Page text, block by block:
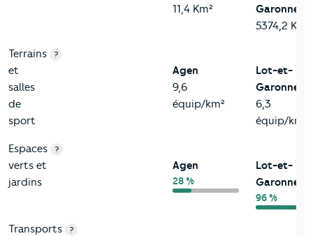
11,4 Km²
Garonne
5374,2 Km²
Terrains
et
salles
de
sport
?
Agen
9,6
équip/km²
Lot-et-
Garonne
6,3
équip/km²
Espaces
verts et
jardins
?
Agen
28 %
Lot-et-
Garonne
96 %
Transports
?